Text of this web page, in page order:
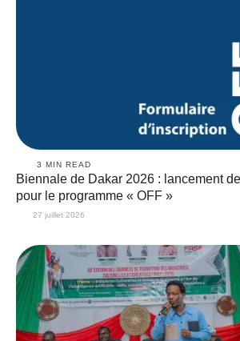
3 MIN READ
Biennale de Dakar 2026 : lancement
pour le programme « OFF »
27 juillet 2026